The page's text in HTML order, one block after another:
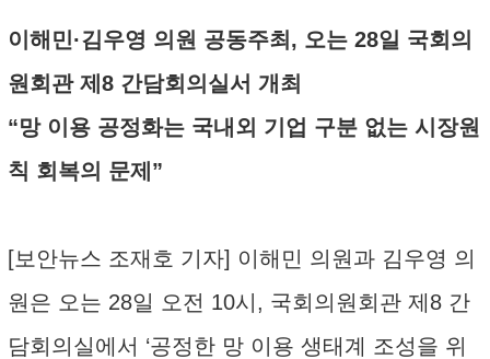
이해민·김우영 의원 공동주최, 오는 28일 국회의
원회관 제8 간담회의실서 개최
“망 이용 공정화는 국내외 기업 구분 없는 시장원
칙 회복의 문제”
[보안뉴스 조재호 기자] 이해민 의원과 김우영 의
원은 오는 28일 오전 10시, 국회의원회관 제8 간
담회의실에서 ‘공정한 망 이용 생태계 조성을 위